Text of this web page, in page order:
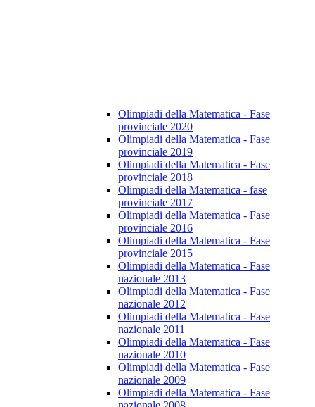
Olimpiadi della Matematica - Fase
provinciale 2020
Olimpiadi della Matematica - Fase
provinciale 2019
Olimpiadi della Matematica - Fase
provinciale 2018
Olimpiadi della Matematica - fase
provinciale 2017
Olimpiadi della Matematica - Fase
provinciale 2016
Olimpiadi della Matematica - Fase
provinciale 2015
Olimpiadi della Matematica - Fase
nazionale 2013
Olimpiadi della Matematica - Fase
nazionale 2012
Olimpiadi della Matematica - Fase
nazionale 2011
Olimpiadi della Matematica - Fase
nazionale 2010
Olimpiadi della Matematica - Fase
nazionale 2009
Olimpiadi della Matematica - Fase